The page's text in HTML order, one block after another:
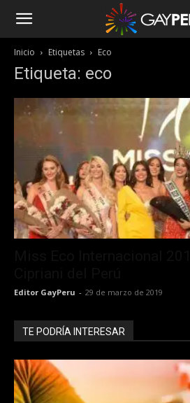
Inicio Etiquetas Eco
Etiqueta: eco
Editor GayPeru - 29 de marzo de 2019
TE PODRÍA INTERESAR